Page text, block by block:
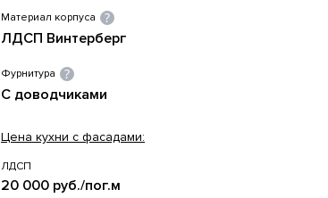
Материал корпуса
ЛДСП Винтерберг
Фурнитура
С доводчиками
Цена кухни с фасадами:
ЛДСП
20 000 руб./пог.м